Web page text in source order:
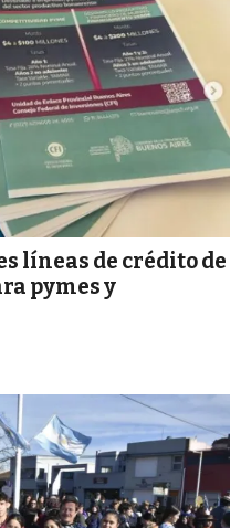
líneas de crédito de
pymes y